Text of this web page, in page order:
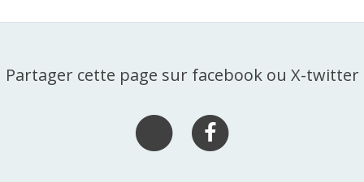
Partager cette page sur facebook ou X-twitter